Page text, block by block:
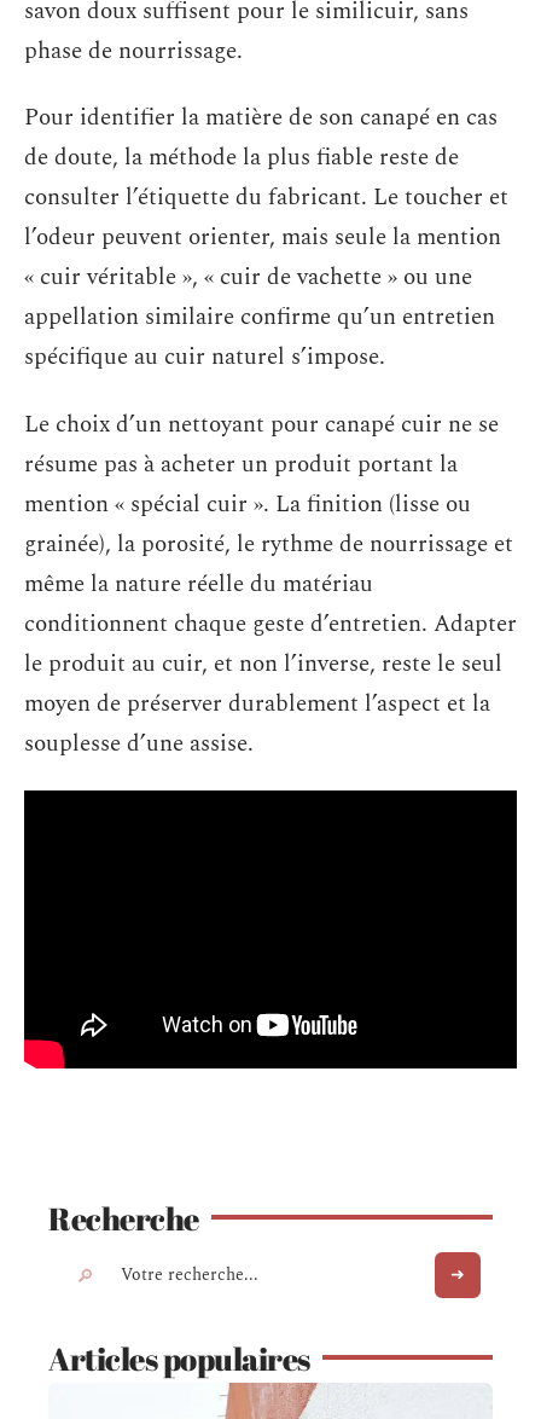
savon doux suffisent pour le similicuir, sans
phase de nourrissage.
Pour identifier la matière de son canapé en cas
de doute, la méthode la plus fiable reste de
consulter l’étiquette du fabricant. Le toucher et
l’odeur peuvent orienter, mais seule la mention
« cuir véritable », « cuir de vachette » ou une
appellation similaire confirme qu’un entretien
spécifique au cuir naturel s’impose.
Le choix d’un nettoyant pour canapé cuir ne se
résume pas à acheter un produit portant la
mention « spécial cuir ». La finition (lisse ou
grainée), la porosité, le rythme de nourrissage et
même la nature réelle du matériau
conditionnent chaque geste d’entretien. Adapter
le produit au cuir, et non l’inverse, reste le seul
moyen de préserver durablement l’aspect et la
souplesse d’une assise.
Recherche
Articles populaires